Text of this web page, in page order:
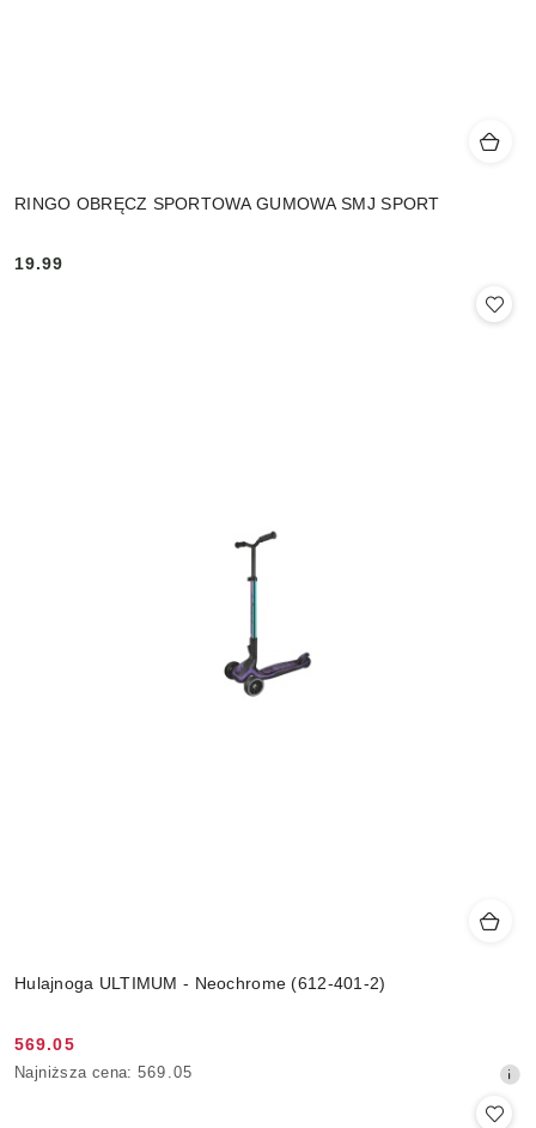
RINGO OBRĘCZ SPORTOWA GUMOWA SMJ SPORT
Cena:
19.99
Hulajnoga ULTIMUM - Neochrome (612-401-2)
Cena
promocyjna:
569.05
Najniższa
Najniższa cena: 569.05